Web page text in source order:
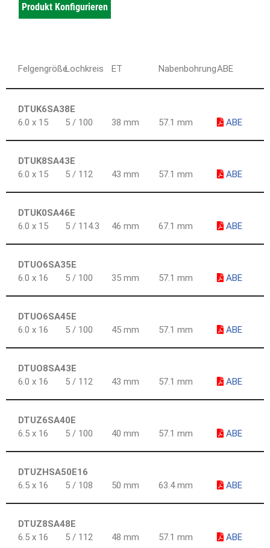
Produkt Konfigurieren
FelgengrößeLochkreis ET NabenbohrungABE
DTUK6SA38E
6.0 x 15
5 / 100 38 mm 57.1 mm ABE
DTUK8SA43E
6.0 x 15
5 / 112 43 mm 57.1 mm ABE
DTUK0SA46E
6.0 x 15
5 / 114.3 46 mm 67.1 mm ABE
DTUO6SA35E
6.0 x 16
5 / 100 35 mm 57.1 mm ABE
DTUO6SA45E
6.0 x 16
5 / 100 45 mm 57.1 mm ABE
DTUO8SA43E
6.0 x 16
5 / 112 43 mm 57.1 mm ABE
DTUZ6SA40E
6.5 x 16
5 / 100 40 mm 57.1 mm ABE
DTUZHSA50E16
6.5 x 16
5 / 108 50 mm 63.4 mm ABE
DTUZ8SA48E
6.5 x 16
5 / 112 48 mm 57.1 mm ABE